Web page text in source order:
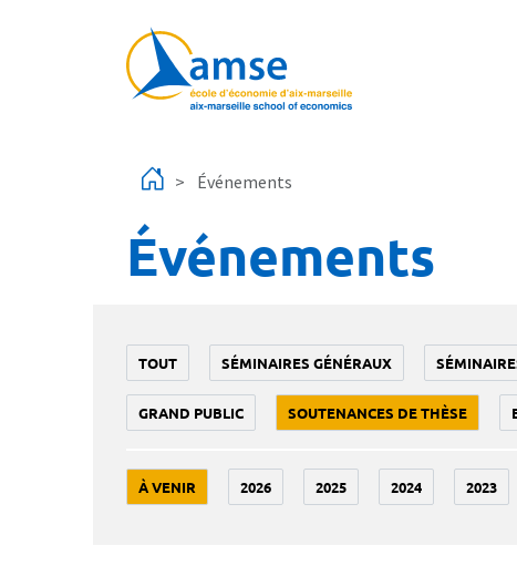
Événements
Événements
TOUT SÉMINAIRES GÉNÉRAUX
GRAND PUBLIC SOUTENANCES DE THÈSE
À VENIR 2026 2025 2024 2023